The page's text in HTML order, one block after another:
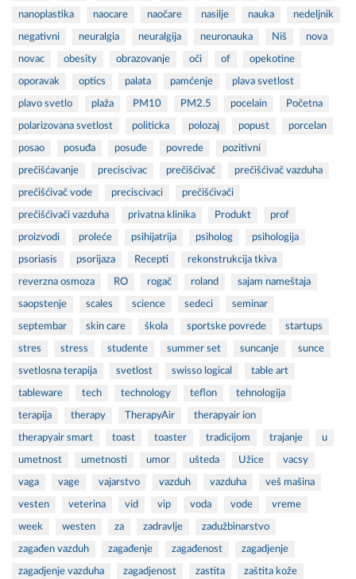
nanoplastika naocare naočare nasilje nauka nedeljnik
negativni neuralgia neuralgija neuronauka Niš nova
novac obesity obrazovanje oči of opekotine
oporavak optics palata pamćenje plava svetlost
plavo svetlo plaža PM10 PM2.5 pocelain Početna
polarizovana svetlost politicka polozaj popust porcelan
posao posuđa posuđe povrede pozitivni
prečišćavanje preciscivac prečišćivač prečišćivač vazduha
prečišćivač vode preciscivaci prečišćivači
prečišćivači vazduha privatna klinika Produkt prof
proizvodi proleće psihijatrija psiholog psihologija
psoriasis psorijaza Recepti rekonstrukcija tkiva
reverzna osmoza RO rogač roland sajam nameštaja
saopstenje scales science sedeci seminar
septembar skin care škola sportske povrede startups
stres stress studente summer set suncanje sunce
svetlosna terapija svetlost swisso logical table art
tableware tech technology teflon tehnologija
terapija therapy TherapyAir therapyair ion
therapyair smart toast toaster tradicijom trajanje u
umetnost umetnosti umor ušteda Užice vacsy
vaga vage vajarstvo vazduh vazduha veš mašina
vesten veterina vid vip voda vode vreme
week westen za zadravlje zadužbinarstvo
zagađen vazduh zagađenje zagađenost zagadjenje
zagadjenje vazduha zagadjenost zastita zaštita kože